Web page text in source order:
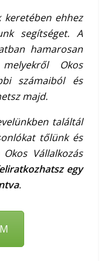
ehhez
segítséget. A
hamarosan
Okos
számaiból és
majd.
találtál
tőlünk és
Vállalkozás
egy
.